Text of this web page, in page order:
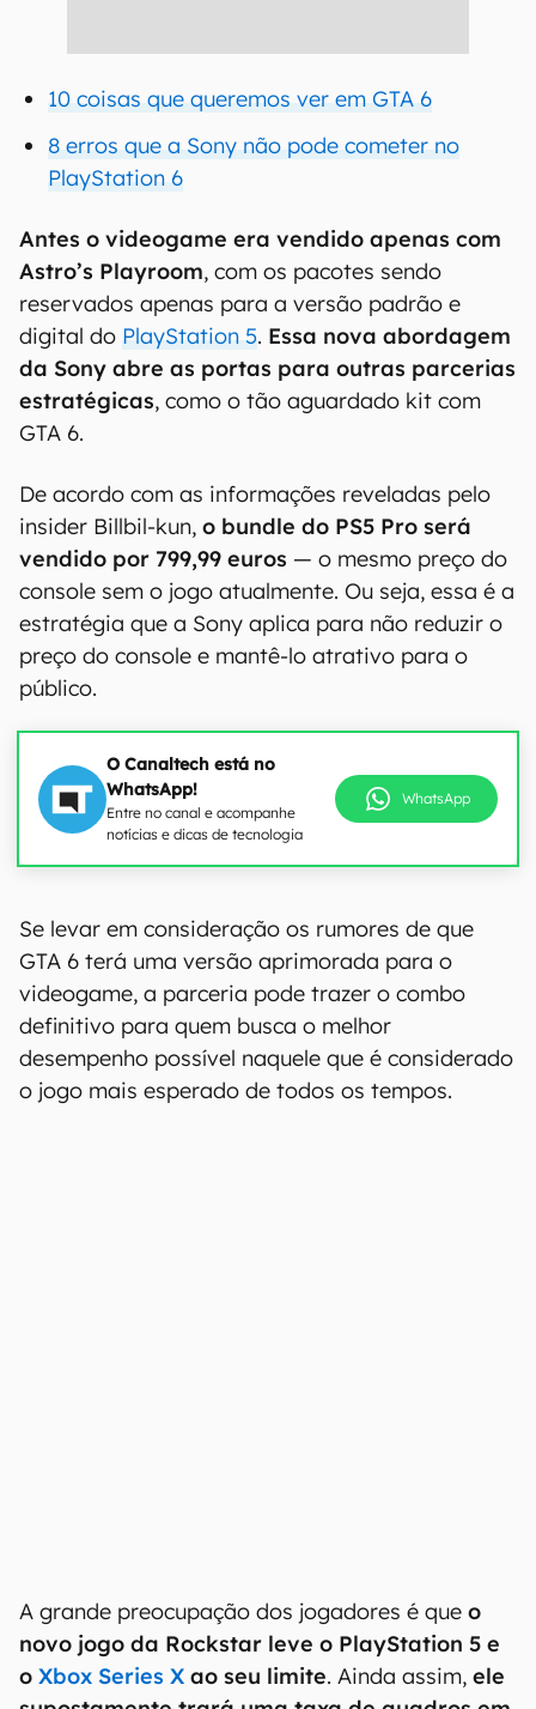
10 coisas que queremos ver em GTA 6
8 erros que a Sony não pode cometer no
PlayStation 6
Antes o videogame era vendido apenas com
Astro’s Playroom, com os pacotes sendo
reservados apenas para a versão padrão e
digital do PlayStation 5. Essa nova abordagem
da Sony abre as portas para outras parcerias
estratégicas, como o tão aguardado kit com
GTA 6.
De acordo com as informações reveladas pelo
insider Billbil-kun, o bundle do PS5 Pro será
vendido por 799,99 euros — o mesmo preço do
console sem o jogo atualmente. Ou seja, essa é a
estratégia que a Sony aplica para não reduzir o
preço do console e mantê-lo atrativo para o
público.
O Canaltech está no
WhatsApp!
Entre no canal e acompanhe
notícias e dicas de tecnologia
WhatsApp